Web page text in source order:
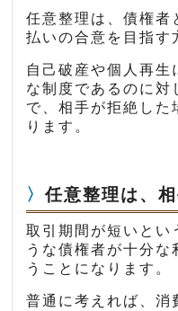
任意整理は、債権者
払いの合意を目指す
自己破産や個人再生
な制度であるのに対
で、相手が拒絶した
ります。
任意整理は、
取引期間が短いとい
うな債権者が十分な
うことになります。
普通に考えれば、消